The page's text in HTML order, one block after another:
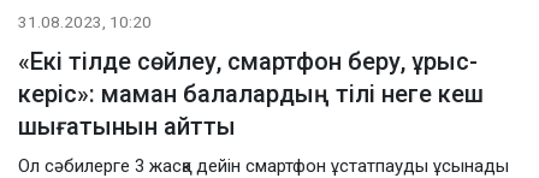
31.08.2023, 10:20
«Екі тілде сөйлеу, смартфон беру, ұрыс-
керіс»: маман балалардың тілі неге кеш
шығатынын айтты
Ол сәбилерге 3 жасқа дейін смартфон ұстатпауды ұсынады